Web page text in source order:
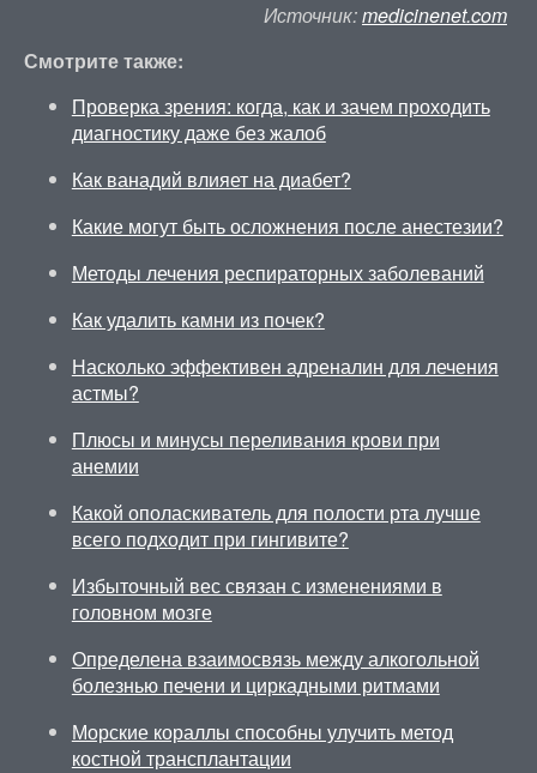
Источник:medicinenet.com
Смотрите также:
Проверка зрения: когда, как и зачем проходить
диагностику даже без жалоб
Как ванадий влияет на диабет?
Какие могут быть осложнения после анестезии?
Методы лечения респираторных заболеваний
Как удалить камни из почек?
Насколько эффективен адреналин для лечения
астмы?
Плюсы и минусы переливания крови при
анемии
Какой ополаскиватель для полости рта лучше
всего подходит при гингивите?
Избыточный вес связан с изменениями в
головном мозге
Определена взаимосвязь между алкогольной
болезнью печени и циркадными ритмами
Морские кораллы способны улучить метод
костной трансплантации